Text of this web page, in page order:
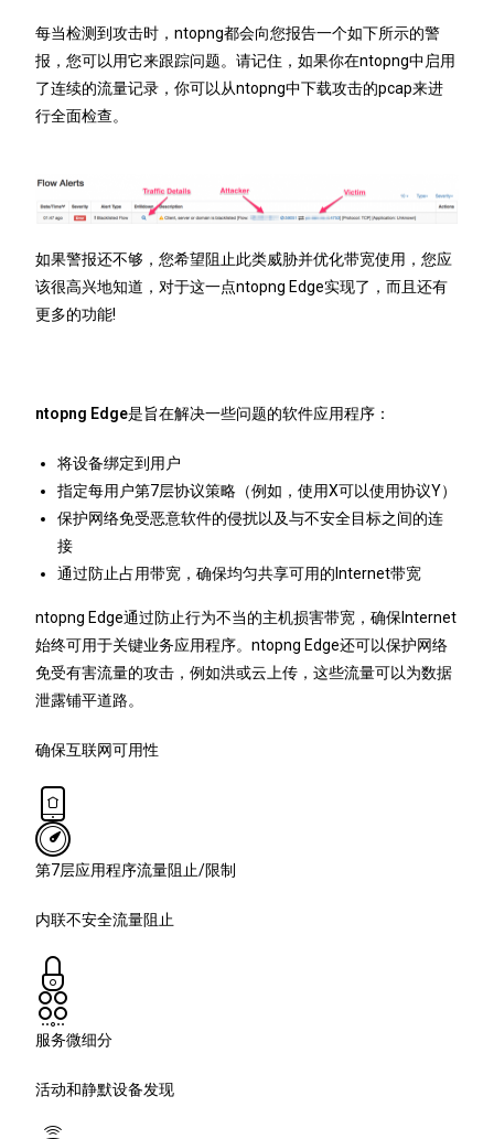
每当检测到攻击时，ntopng都会向您报告一个如下所示的警
报，您可以用它来跟踪问题。请记住，如果你在ntopng中启用
了连续的流量记录，你可以从ntopng中下载攻击的pcap来进
行全面检查。
如果警报还不够，您希望阻止此类威胁并优化带宽使用，您应
该很高兴地知道，对于这一点ntopng Edge实现了，而且还有
更多的功能!
ntopng Edge是旨在解决一些问题的软件应用程序：
将设备绑定到用户
指定每用户第7层协议策略（例如，使用X可以使用协议Y）
保护网络免受恶意软件的侵扰以及与不安全目标之间的连
接
通过防止占用带宽，确保均匀共享可用的Internet带宽
ntopng Edge通过防止行为不当的主机损害带宽，确保Internet
始终可用于关键业务应用程序。ntopng Edge还可以保护网络
免受有害流量的攻击，例如洪或云上传，这些流量可以为数据
泄露铺平道路。
确保互联网可用性
第7层应用程序流量阻止/限制
内联不安全流量阻止
服务微细分
活动和静默设备发现